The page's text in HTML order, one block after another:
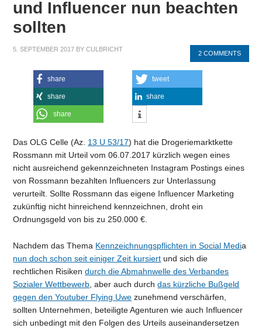
und Influencer nun beachten
sollten
5. SEPTEMBER 2017 BYCULBRICHT
2 COMMENTS
share tweet
share share
share
Das OLG Celle (Az. 13 U 53/17) hat die Drogeriemarktkette
Rossmann mit Urteil vom 06.07.2017 kürzlich wegen eines
nicht ausreichend gekennzeichneten Instagram Postings eines
von Rossmann bezahlten Influencers zur Unterlassung
verurteilt. Sollte Rossmann das eigene Influencer Marketing
zukünftig nicht hinreichend kennzeichnen, droht ein
Ordnungsgeld von bis zu 250.000 €.
Nachdem das Thema Kennzeichnungspflichten in Social Media
nun doch schon seit einiger Zeit kursiert und sich die
rechtlichen Risikendurch die Abmahnwelle des Verbandes
Sozialer Wettbewerb , aber auch durchdas kürzliche Bußgeld
gegen den Youtuber Flying Uwe zunehmend verschärfen,
sollten Unternehmen, beteiligte Agenturen wie auch Influencer
sich unbedingt mit den Folgen des Urteils auseinandersetzen